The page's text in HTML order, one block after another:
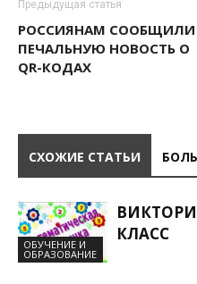
Предыдущая статья
РОССИЯНАМ СООБЩИЛИ
ПЕЧАЛЬНУЮ НОВОСТЬ О
QR-КОДАХ
СХОЖИЕ СТАТЬИ
ОБУЧЕНИЕ И
ОБРАЗОВАНИЕ
КЛАСС